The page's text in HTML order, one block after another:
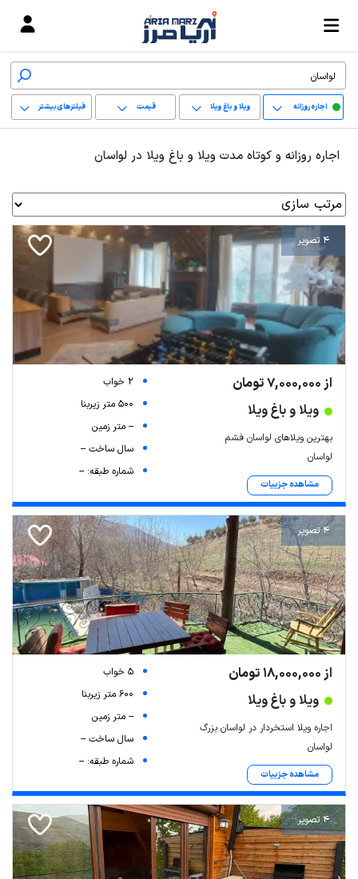
اجاره روزانه ویلا و باغ ویلا قیمت فیلترهای بیشتر
پاک کردن محدوده
انتخابی
اجاره روزانه و کوتاه مدت ویلا و باغ ویلا در لواسان
4 تصویر
از 7,000,000 تومان
ویلا و باغ ویلا
بهترین ویلاهای لواسان فشم
لواسان
مشاهده جزییات
2 خواب
500 متر زیربنا
-- متر زمین
سال ساخت --
شماره طبقه: --
4 تصویر
از 18,000,000 تومان
ویلا و باغ ویلا
اجاره ویلا استخردار در لواسان بزرگ
لواسان
مشاهده جزییات
5 خواب
600 متر زیربنا
-- متر زمین
سال ساخت --
شماره طبقه: --
4 تصویر